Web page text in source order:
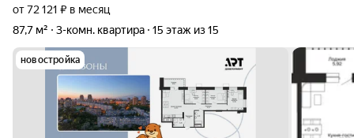
от 72 121 ₽ в месяц
87,7 м²
3-комн. квартира 15 этаж из 15
новостройка